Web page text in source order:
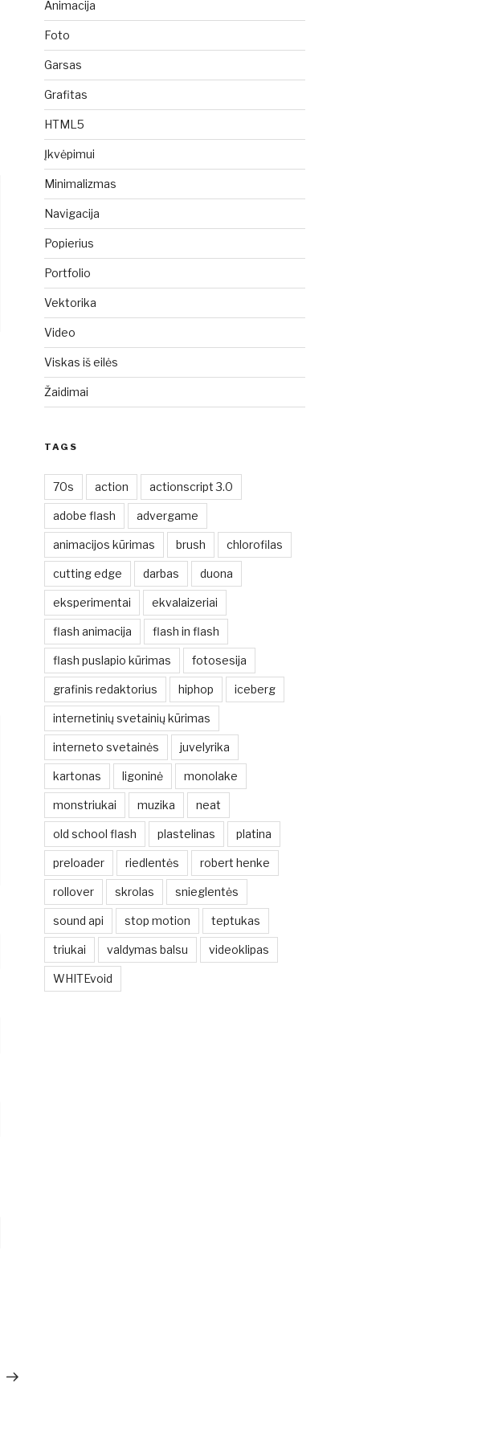
Animacija
Foto
Garsas
Grafitas
HTML5
Įkvėpimui
Minimalizmas
Navigacija
Popierius
Portfolio
Vektorika
Video
Viskas iš eilės
Žaidimai
TAGS
70s action actionscript 3.0
adobe flash advergame
animacijos kūrimas brush chlorofilas
cutting edge darbas duona
eksperimentai ekvalaizeriai
flash animacija flash in flash
flash puslapio kūrimas fotosesija
grafinis redaktorius hiphop iceberg
internetinių svetainių kūrimas
interneto svetainės juvelyrika
kartonas ligoninė monolake
monstriukai muzika neat
old school flash plastelinas platina
preloader riedlentės robert henke
rollover skrolas snieglentės
sound api stop motion teptukas
triukai valdymas balsu videoklipas
WHITEvoid